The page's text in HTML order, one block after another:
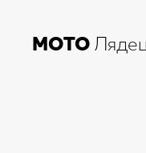
МОТО